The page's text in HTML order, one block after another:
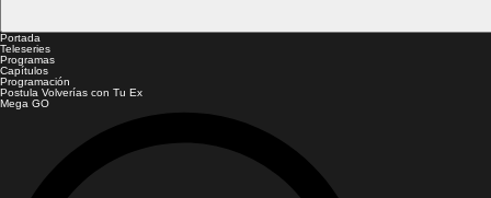
Portada
Teleseries
Programas
Capítulos
Programación
Postula Volverías con Tu Ex
Mega GO